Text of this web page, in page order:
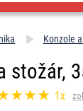
Konzole
stožár,
1x